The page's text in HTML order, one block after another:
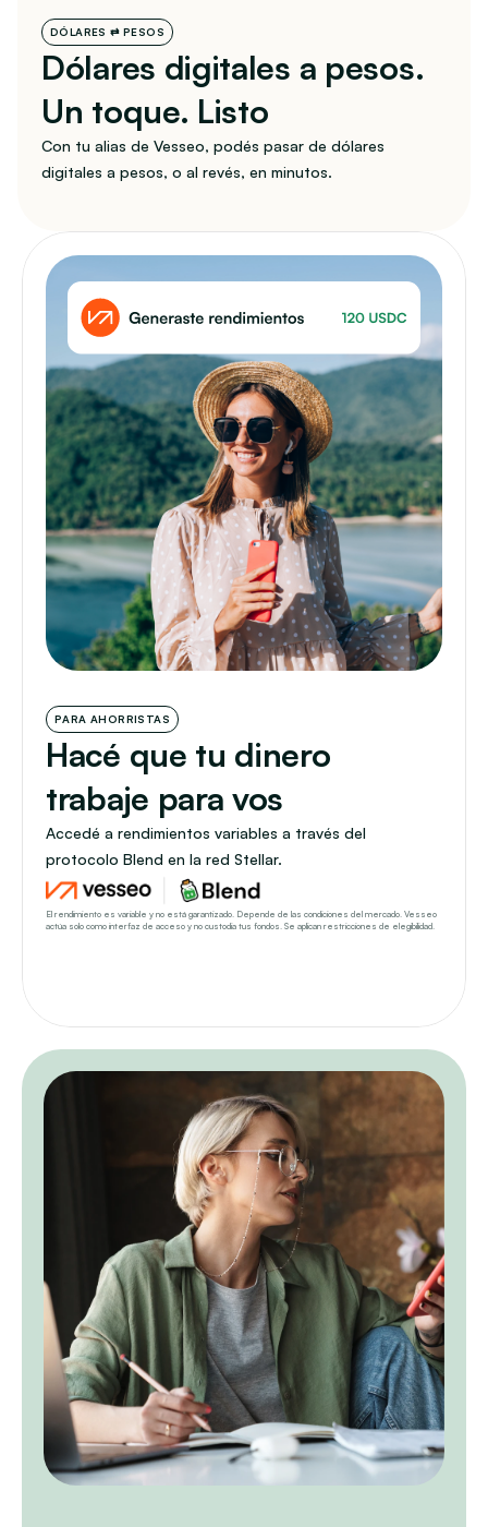
DÓLARES ⇄ PESOS
Dólares digitales a pesos.
Un toque. Listo
Con tu alias de Vesseo, podés pasar de dólares
digitales a pesos, o al revés, en minutos.
PARA AHORRISTAS
Hacé que tu dinero
trabaje para vos
Accedé a rendimientos variables a través del
protocolo Blend en la red Stellar.
El rendimiento es variable y no está garantizado. Depende de las condiciones del mercado. Vesseo
actúa solo como interfaz de acceso y no custodia tus fondos. Se aplican restricciones de elegibilidad.